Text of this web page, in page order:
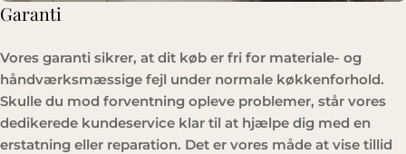
Garanti
Vores garanti sikrer, at dit køb er fri for materiale- og
håndværksmæssige fejl under normale køkkenforhold.
Skulle du mod forventning opleve problemer, står vores
dedikerede kundeservice klar til at hjælpe dig med en
erstatning eller reparation. Det er vores måde at vise tillid